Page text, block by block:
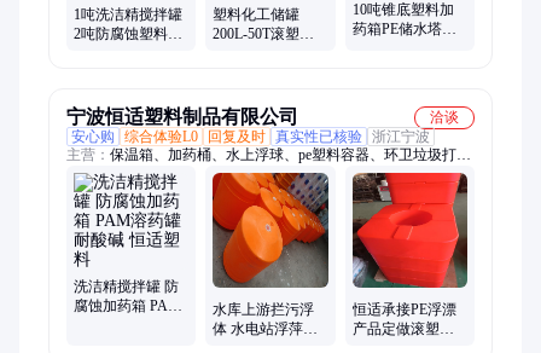
1吨洗洁精搅拌罐
2吨防腐蚀塑料加
塑料化工储罐
200L-50T滚塑容
10吨锥底塑料加
药箱PE储水塔厂
宁波恒适塑料制品有限公司
洽谈
安心购
综合体验L0 回复及时 真实性已核验 浙江宁波
主营： 保温箱、加药桶、水上浮球、pe塑料容器、环卫垃圾打捞
船
洗洁精搅拌罐 防
腐蚀加药箱 PAM
水库上游拦污浮
体 水电站浮萍打
恒适承接PE浮漂
产品定做滚塑模